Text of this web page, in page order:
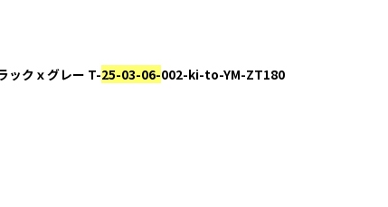
クｘグレー T-25-03-06-002-ki-to-YM-ZT180